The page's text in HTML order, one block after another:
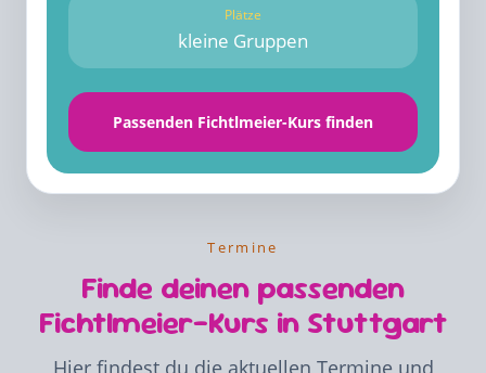
Plätze
kleine Gruppen
Passenden Fichtlmeier-Kurs finden
Termine
Finde deinen passenden
Fichtlmeier-Kurs in Stuttgart